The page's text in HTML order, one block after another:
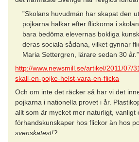
”Skolans huvudmän har skapat den
pojkarna halkar efter flickorna i
bara bedöma elevernas bokliga
deras sociala sådana, vilket gynnar
Maria Settergren, lärare sedan 30 år.”
http://www.newsmill.se/artikel/2011/07/
skall-en-pojke-helst-vara-en-flicka
Och om inte det räcker så har vi det
pojkarna i nationella provet i år.
allt som är mycket mer naturligt, vanligt
förhandskunskaper hos flickor än hos
svenskatest!?